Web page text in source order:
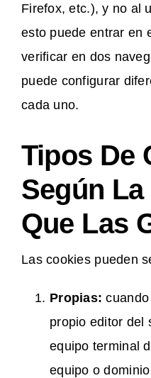
Firefox, etc.), y no al
esto puede entrar en
verificar en dos
puede configurar
cada uno.
Tipos De
Según
Que Las
Las cookies pueden
Propias:
propio editor del
equipo terminal
equipo o